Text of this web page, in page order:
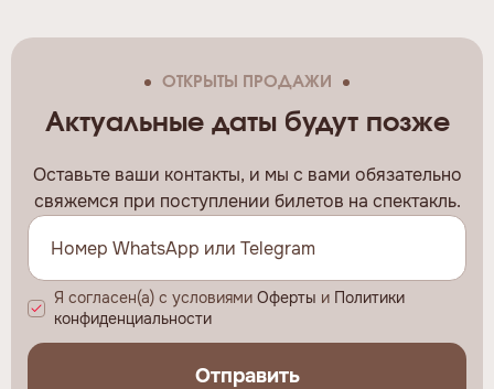
ОТКРЫТЫ ПРОДАЖИ
Актуальные даты будут позже
Оставьте ваши контакты, и мы c вами обязательно
свяжемся при поступлении билетов на спектакль.
Отправить
Я согласен(а) с условиями Оферты и Политики
конфиденциальности